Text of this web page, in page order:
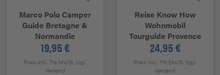
Marco Polo Camper
Guide Bretagne &
Normandie
19,95 €
Preis inkl. 7% MwSt.zzgl.
Versand
Reise Know How
Wohnmobil
Tourguide Provence
24,95 €
Preis inkl. 7% MwSt.zzgl.
Versand